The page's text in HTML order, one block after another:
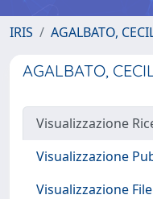
IRIS AGALBATO,
AGALBATO,
Visualizzazione
Visualizzazione
Visualizzazione File